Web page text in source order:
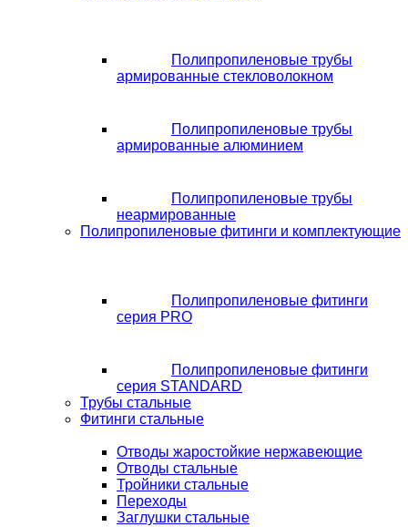
Полипропиленовые трубы
армированные стекловолокном
Полипропиленовые трубы
армированные алюминием
Полипропиленовые трубы
неармированные
Полипропиленовые фитинги и комплектующие
Полипропиленовые фитинги
серия PRO
Полипропиленовые фитинги
серия STANDARD
Трубы стальные
Фитинги стальные
Отводы жаростойкие нержавеющие
Отводы стальные
Тройники стальные
Переходы
Заглушки стальные